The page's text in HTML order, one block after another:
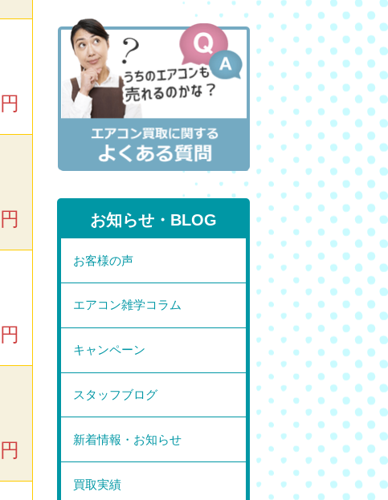
円
円
円
円
お知らせ・BLOG
お客様の声
エアコン雑学コラム
キャンペーン
スタッフブログ
新着情報・お知らせ
買取実績